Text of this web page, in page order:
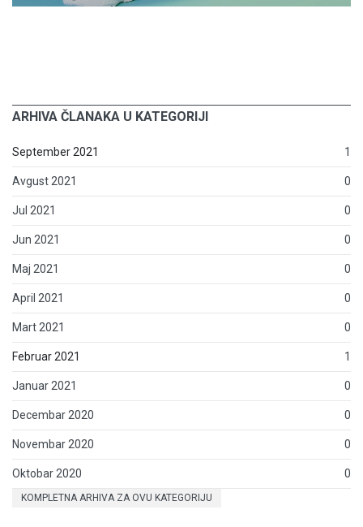
ARHIVA ČLANAKA U KATEGORIJI
September 2021 1
Avgust 2021 0
Jul 2021 0
Jun 2021 0
Maj 2021 0
April 2021 0
Mart 2021 0
Februar 2021 1
Januar 2021 0
Decembar 2020 0
Novembar 2020 0
Oktobar 2020 0
KOMPLETNA ARHIVA ZA OVU KATEGORIJU